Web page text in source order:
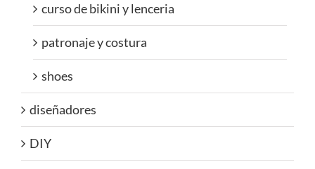
curso de bikini y lenceria
patronaje y costura
shoes
diseñadores
DIY